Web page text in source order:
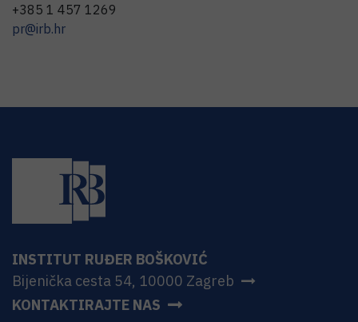
+385 1 457 1269
pr@irb.hr
INSTITUT RUĐER BOŠKOVIĆ
Bijenička cesta 54, 10000 Zagreb
KONTAKTIRAJTE NAS